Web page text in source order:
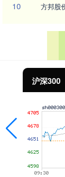
10 方邦股
北证50